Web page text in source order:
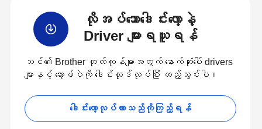
လိုအပ်သောဒေါင်းလော့နဲ့
Driver များရယူရန်
သင်၏ Brother ထုတ်ကုန်များအတွက် နောက်ဆုံးပေါ် drivers
များနှင့် ဆော့ဖ်ဝဲကို ဒေါင်းလုဒ်လုပ်ပြီး ထည့်သွင်းပါ။
ဒေါင်းလော့လုပ်ထားသည်ကိုကြည့်ရန်